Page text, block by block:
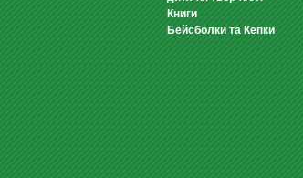
Книги
Бейсболки та Кепки